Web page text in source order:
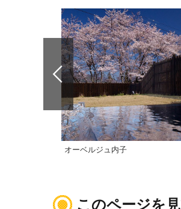
オーベルジュ内子
このページを